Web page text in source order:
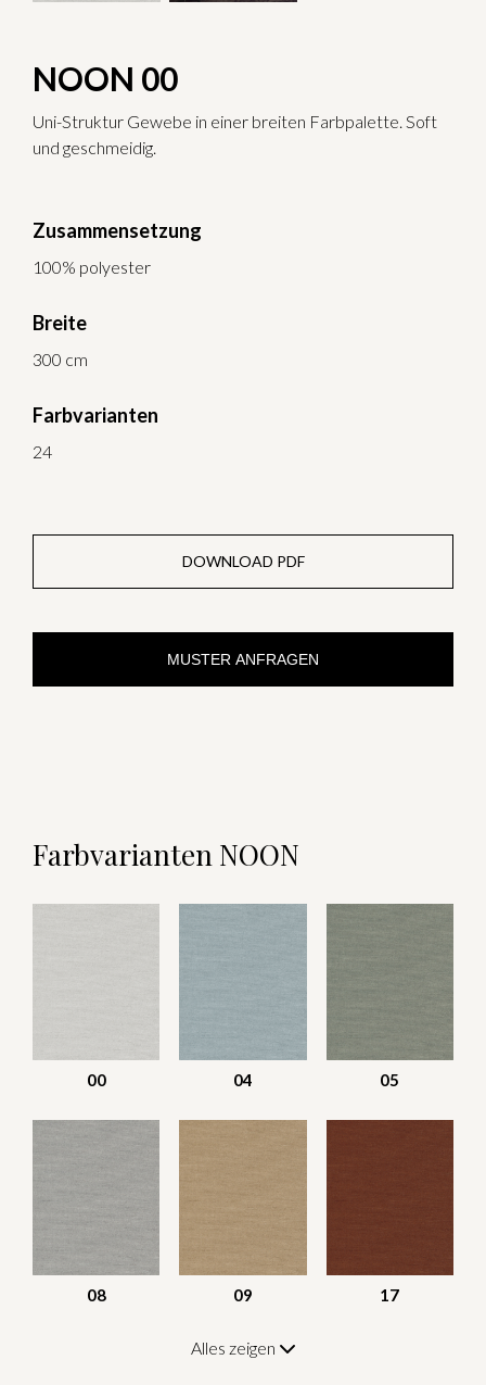
NOON 00
Uni-Struktur Gewebe in einer breiten Farbpalette. Soft
und geschmeidig.
Zusammensetzung
100% polyester
Breite
300 cm
Farbvarianten
24
DOWNLOAD PDF
MUSTER ANFRAGEN
Farbvarianten NOON
00 04 05
08 09 17
Alles zeigen